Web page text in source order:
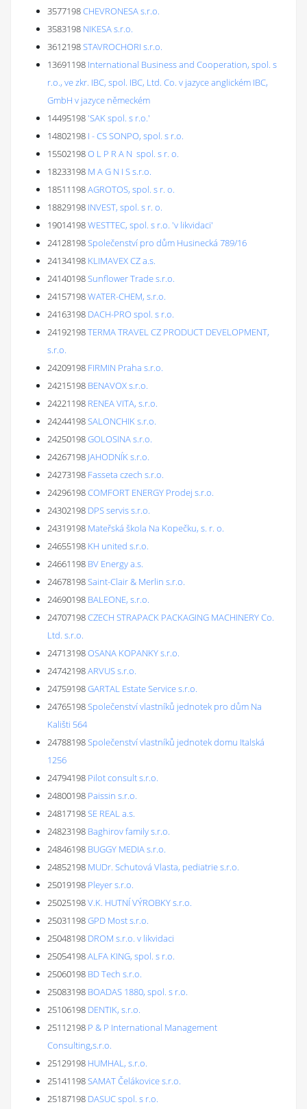
3577198CHEVRONESA s.r.o.
3583198 NIKESA s.r.o.
3612198STAVROCHORI s.r.o.
13691198 International Business and Cooperation, spol. s
r.o., ve zkr. IBC, spol. IBC, Ltd. Co. v jazyce anglickém IBC,
GmbH v jazyce německém
14495198'SAK spol. s r.o.'
14802198 I - CS SONPO, spol. s r.o.
15502198O L P R A N spol. s r. o.
18233198 M A G N I S s.r.o.
18511198AGROTOS, spol. s r. o.
18829198 INVEST, spol. s r. o.
19014198WESTTEC, spol. s r.o. 'v likvidaci'
24128198Společenství pro dům Husinecká 789/16
24134198 KLIMAVEX CZ a.s.
24140198Sunflower Trade s.r.o.
24157198WATER-CHEM, s.r.o.
24163198 DACH-PRO spol. s r.o.
24192198TERMA TRAVEL CZ PRODUCT DEVELOPMENT,
s.r.o.
24209198 FIRMIN Praha s.r.o.
24215198 BENAVOX s.r.o.
24221198 RENEA VITA, s.r.o.
24244198SALONCHIK s.r.o.
24250198GOLOSINA s.r.o.
24267198 JAHODNÍK s.r.o.
24273198 Fasseta czech s.r.o.
24296198COMFORT ENERGY Prodej s.r.o.
24302198 DPS servis s.r.o.
24319198 Mateřská škola Na Kopečku, s. r. o.
24655198 KH united s.r.o.
24661198 BV Energy a.s.
24678198Saint-Clair & Merlin s.r.o.
24690198 BALEONE, s.r.o.
24707198CZECH STRAPACK PACKAGING MACHINERY Co.
Ltd. s.r.o.
24713198OSANA KOPANKY s.r.o.
24742198ARVUS s.r.o.
24759198GARTAL Estate Service s.r.o.
24765198Společenství vlastníků jednotek pro dům Na
Kališti 564
24788198Společenství vlastníků jednotek domu Italská
1256
24794198 Pilot consult s.r.o.
24800198 Paissin s.r.o.
24817198SE REAL a.s.
24823198 Baghirov family s.r.o.
24846198 BUGGY MEDIA s.r.o.
24852198 MUDr. Schutová Vlasta, pediatrie s.r.o.
25019198 Pleyer s.r.o.
25025198V.K. HUTNÍ VÝROBKY s.r.o.
25031198GPD Most s.r.o.
25048198 DROM s.r.o. v likvidaci
25054198ALFA KING, spol. s r.o.
25060198 BD Tech s.r.o.
25083198 BOADAS 1880, spol. s r.o.
25106198 DENTIK, s.r.o.
25112198 P & P International Management
Consulting,s.r.o.
25129198 HUMHAL, s.r.o.
25141198SAMAT Čelákovice s.r.o.
25187198 DASUC spol. s r.o.